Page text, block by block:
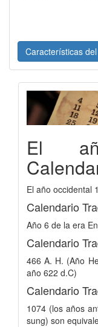
Características
El
El año occidental
Calendario
Año 6 de la era
Calendario
466 A. H. (Año
año 622 d.C)
Calendario
1074 (los años
sung) son